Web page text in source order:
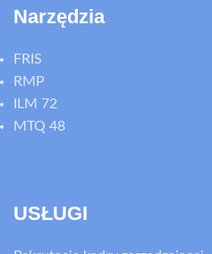
Narzędzia
FRIS
RMP
ILM 72
MTQ 48
USŁUGI